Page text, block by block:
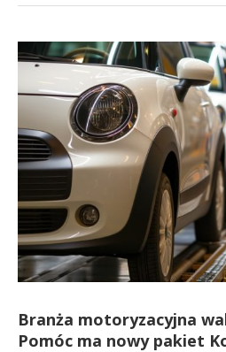
Branża motoryzacyjna
Pomóc ma nowy pakiet